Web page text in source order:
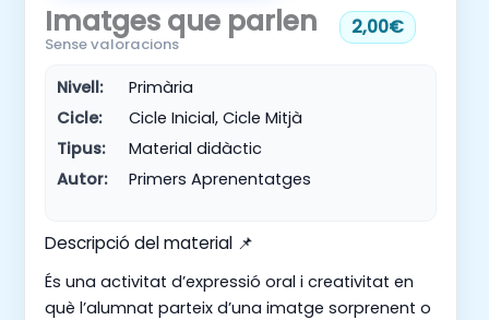
Imatges que parlen 2,00€
Sense valoracions
Nivell:
Primària
Cicle:
Cicle Inicial, Cicle Mitjà
Tipus:
Material didàctic
Autor:
Primers Aprenentatges
Descripció del material 📌
És una activitat d’expressió oral i creativitat en
què l’alumnat parteix d’una imatge sorprenent o